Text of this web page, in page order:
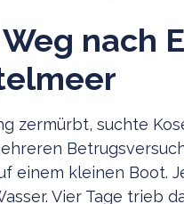
nach
zermürbt, suchte
einem kleinen Boot.
Vier Tage trieb